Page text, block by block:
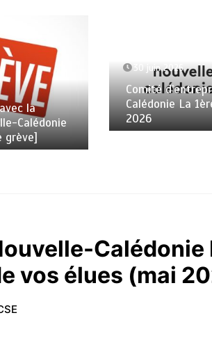
la
Calédonie
grève]
30 juin 2026
Comité
Calédonie La
2026
Calédonie
vos élues (mai